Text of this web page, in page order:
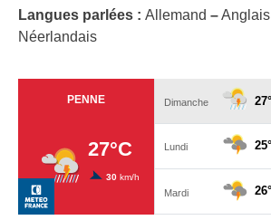
Langues parlées : Allemand –Anglais
Néerlandais